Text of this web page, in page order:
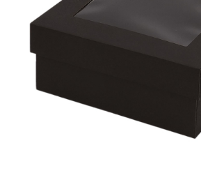
Izmērs:190 x 190 x 80 mm
melna mikrogofra
Biezums:
Prece ir pieejama saņemšanai pakomātā.